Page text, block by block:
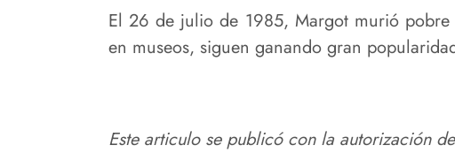
El 26 de julio de 1985, Margot murió pobre
en museos, siguen ganando gran
Este articulo se publicó con la autorización